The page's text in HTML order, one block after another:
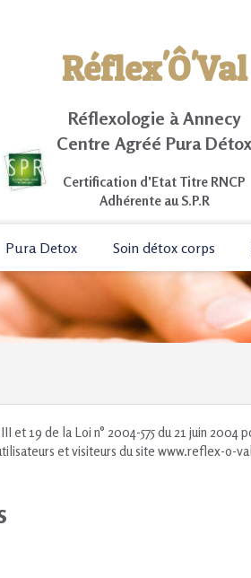
Réflex'Ô'Val
Réflexologie à Annecy
Centre Agréé Pura Détox
Certification d'Etat Titre RNCP
Adhérente au S.P.R
Pura Detox Soin détox corps
et 19 de la Loi n° 2004-575 du 21 juin 2004
et visiteurs du site www.reflex-o-